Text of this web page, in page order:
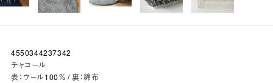
4550344237342
チャコール
表：ウール100％ / 裏：綿布